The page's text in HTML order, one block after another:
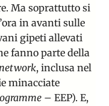
Ma soprattutto si
in avanti sulle
gipeti allevati
fanno parte della
, inclusa nel
minacciate
– EEP). E,